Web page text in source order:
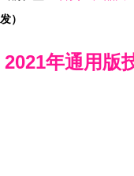
发）
2021年通用版